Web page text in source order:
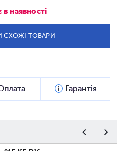
в наявності
СХОЖІ ТОВАРИ
Гарантія